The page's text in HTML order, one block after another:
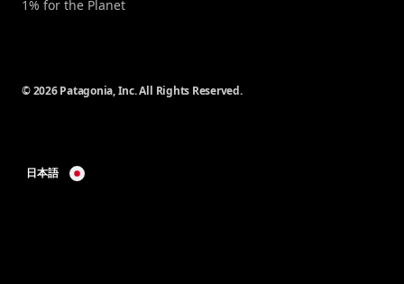
1% for the Planet
© 2026 Patagonia, Inc. All Rights Reserved.
日本語